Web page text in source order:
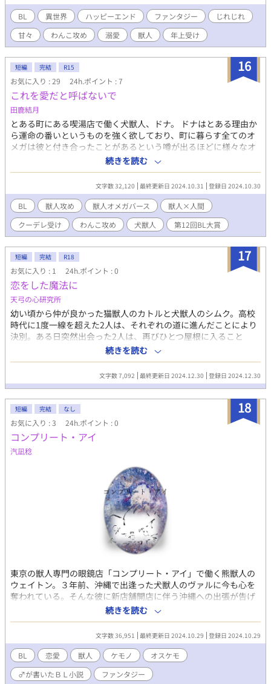
イは彼を救い共に暮らしながら穏やかで温かな日々を築いてい
く。しかし、運命のいたずらでレイは再び元の世界へ戻ってしま
い、二人は引き裂かれることに──。 そして元の世界で3年が
経つ間、異世界では15年もの月日が流れていて──。 再び異世
界に転移したレイを待っていたのは、騎士団長として皆から信頼
され立派な青年になったコハクだった。 15年前からの想いを伝
えようと意気込むコハクだったが…… ｢レイ、大好き…！｣
｢ふふ、俺も大好きだぞ(家族愛)｣ ｢ちがっ……俺、こんなに大き
くなったんだよ？｣ ｢ああ、ほんとに立派になったな〜｣ ｢そう
じゃなくて……！｣ 大きくなった今もレイにとっては可愛いコ
ハク、会えなかった分も思いっきり甘やかそうと甘やかしモード
全開なレイ。 ｢絶対意識させてみせ……なでなできもちい……｣
おみみぴくぴく、しっぽぶんぶん…… レイにだけはゴール
デンレトリバーみたいな にぱあああ！な笑顔になってしまう。
コハクの想いは届くのか?! わんこ騎士団長のラブコール大作
戦、始動！ 幼いコハクの可愛いシーンも盛りだくさん、ちっち
ゃくて可愛いコハクも、大人になったかっこかわいいコハクも、
どっちもお楽しみください(❁ᴗ͈ˬᴗ͈) お気に入り いいね♡ 感
想 めちゃめちゃ嬉しいです*.(๓´͈ ˘ `͈๓).*
BL 異世界 ハッピーエンド ファンタジー
じれじれ
甘々
わんこ攻め 溺愛 獣人 年上受け
16
短編 完結 R15
お気に入り : 29 24h.ポイント : 7
これを愛だと呼ばないで
田鹿結月
とある町にある喫湯店で働く犬獣人、ドナ。 ドナはとある理由か
ら運命の番いというものを強く欲しており、町に暮らす全てのオ
メガは彼と付き合ったことがあるという噂が出るほどに様々なオ
メガと付き合ってきた。 だが、皆匂いが合わない。これまで交際
した全てのオメガのフェロモンが、ドナにとっては酷い悪臭にし
か思えなかった。 運命の番いは、この町や地方にはいないのかも
しれない。そんな思いを抱え始めていたドナが出会ったのは、大
衆食堂で働く一人の青年だった。 ホワイトスイスシェパードα×
人間β(だと思い込んでいるΩ) ※モブレ表現・その他注意描写あり
ハッピーエンドです。 ※ふじょっしー様にて2019年頃に投稿した
ものです。 ※続編ではR-18となりますが、今回投稿するものは全
年齢です。
続きを読む
文字数 32,120 最終更新日 2024.10.31 登録日 2024.10.30
BL 獣人攻め 獣人オメガバース
獣人×人間
クーデレ受け
わんこ攻め 犬獣人 第12回BL大賞
17
短編 完結 R18
お気に入り : 1 24h.ポイント : 0
恋をした魔法に
天弓の心研究所
幼い頃から仲が良かった猫獣人のカトルと犬獣人のシムク。高校
時代に1度一線を超えた2人は、それぞれの道に進んだことにより
決別。ある日突然出会った2人は、再びひとつ屋根に入ること
に...... (注意):会話形式のため目で見て脳で描きながらご覧下さ
い。
続きを読む
文字数 7,092 最終更新日 2024.12.30 登録日 2024.12.30
18
短編 完結 なし
お気に入り : 3 24h.ポイント : 0
コンプリート・アイ
汽凪稔
東京の獣人専門の眼鏡店「コンプリート・アイ」で働く熊獣人の
ウェイトン。３年前、沖縄で出逢った犬獣人のヴァルに今も心を
奪われている。そんな彼に新店舗開店に伴う沖縄への出張が告げ
られた。想い出の地、沖縄でウェイトンはヴァルを再び求め、探
し始めるが……。 獣人BL小説です。
続きを読む
文字数 36,951 最終更新日 2024.10.29 登録日 2024.10.29
BL 恋愛 獣人 ケモノ
オスケモ
♂が書いたＢＬ小説
ファンタジー